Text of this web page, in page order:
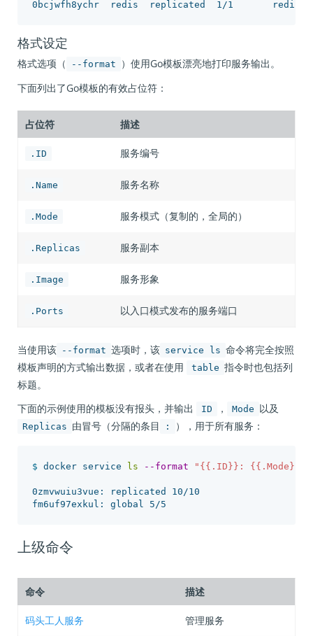
格式设定
格式选项（
--format
）使用Go模板漂亮地打印服务输出。
下面列出了Go模板的有效占位符：
占位符 描述
.ID 服务编号
.Name 服务名称
.Mode 服务模式（复制的，全局的）
.Replicas 服务副本
.Image 服务形象
.Ports 以入口模式发布的服务端口
当使用该 --format 选项时，该 service ls 命令将完全按照
模板声明的方式输出数据，或者在使用
table 指令时也包括列
标题。
下面的示例使用的模板没有报头，并输出
ID ， Mode 以及
Replicas 由冒号（分隔的条目 : ），用于所有服务：
$ docker service ls --format "{{.ID}}: {{.Mode}}
0zmvwuiu3vue: replicated 10/10
上级命令
命令 描述
码头工人服务 管理服务